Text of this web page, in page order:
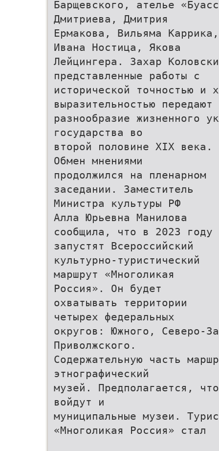
Барщевского, ателье
Дмитриева, Дмитрия
Ермакова, Вильяма
Ивана Ностица, Якова
Лейцингера. Захар
представленные работы с
исторической точностью и
выразительностью передают
разнообразие жизненного
государства во
второй половине XIX века.
Обмен мнениями
продолжился на пленарном
заседании. Заместитель
Министра культуры РФ
Алла Юрьевна Манилова
сообщила, что в 2023 году
запустят Всероссийский
культурно-туристический
маршрут «Многоликая
Россия». Он будет
охватывать территории
четырех федеральных
округов: Южного, Северо-
Приволжского.
Содержательную часть
этнографический
музей. Предполагается,
войдут и
муниципальные музеи.
«Многоликая Россия» стал